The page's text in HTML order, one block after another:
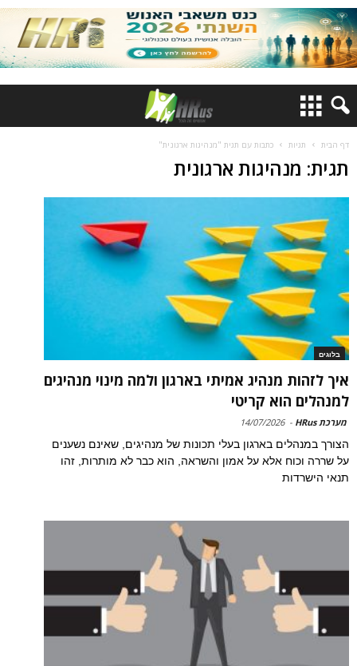
דף הבית תגיות כתבות עם תגית "מנהיגות ארגונית"
תגית: מנהיגות ארגונית
בלוגים
איך לזהות מנהיג אמיתי בארגון ולמה מינוי מנהיגים
למנהלים הוא קריטי
מערכת HRus -
14/07/2026
הצורך במנהלים בארגון בעלי תכונות של מנהיגים, שאינם נשענים
על שררה וכוח אלא על אמון והשראה, הוא כבר לא מותרות, זהו
תנאי הישרדות